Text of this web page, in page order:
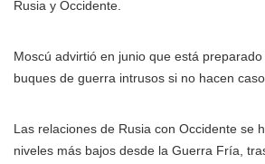
Rusia y Occidente.
Moscú advirtió en junio que está
buques de guerra intrusos si no hacen
Las relaciones de Rusia con Occidente se
niveles más bajos desde la Guerra Fría,